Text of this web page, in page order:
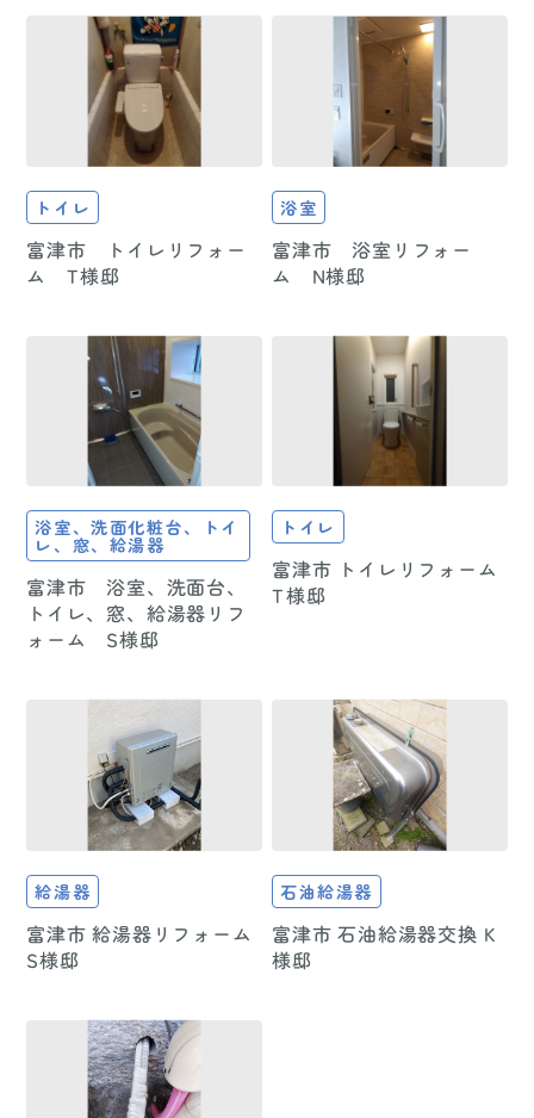
トイレ
富津市 トイレリフォー
ム T様邸
浴室
富津市 浴室リフォー
ム N様邸
浴室、洗面化粧台、トイ
レ、窓、給湯器
富津市 浴室、洗面台、
トイレ、窓、給湯器リフ
ォーム S様邸
トイレ
富津市 トイレリフォーム
T様邸
給湯器
富津市 給湯器リフォーム
S様邸
石油給湯器
富津市 石油給湯器交換 K
様邸